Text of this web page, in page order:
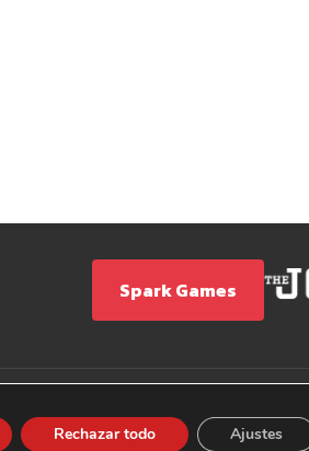
Spark Games
Rechazar todo Ajustes